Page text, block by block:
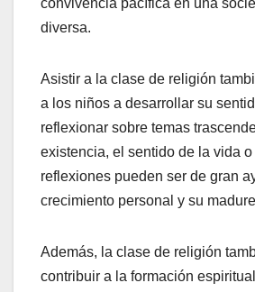
convivencia pacífica en una
diversa.
Asistir a la clase de religión
a los niños a desarrollar su
reflexionar sobre temas
existencia, el sentido de la vida
reflexiones pueden ser de gran
crecimiento personal y su
Además, la clase de religión
contribuir a la formación